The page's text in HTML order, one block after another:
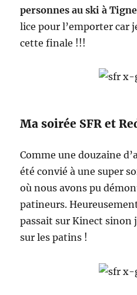
personnes au ski à
lice pour l’emporter car
cette finale !!!
Ma soirée SFR et
Comme une douzaine
été convié à une super
où nous avons pu
patineurs.
passait sur Kinect sinon
sur les patins !